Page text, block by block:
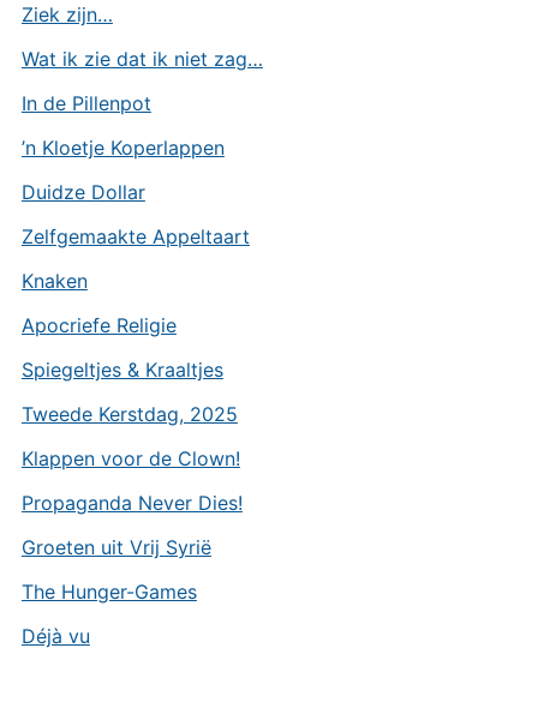
Ziek zijn…
Wat ik zie dat ik niet zag…
In de Pillenpot
’n Kloetje Koperlappen
Duidze Dollar
Zelfgemaakte Appeltaart
Knaken
Apocriefe Religie
Spiegeltjes & Kraaltjes
Tweede Kerstdag, 2025
Klappen voor de Clown!
Propaganda Never Dies!
Groeten uit Vrij Syrië
The Hunger-Games
Déjà vu